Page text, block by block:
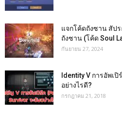
แจกโค้ดถังซาน สัป
ถังซาน (โค้ด Soul
กันยายน 27, 2024
Identity V การอัพเ
อย่างไรดี?
กรกฎาคม 21, 2018